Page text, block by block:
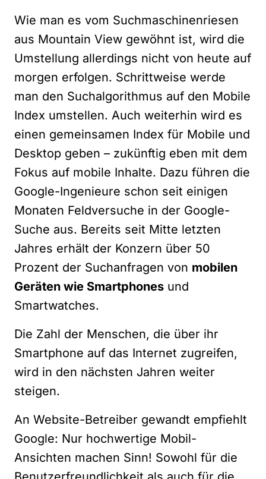
Wie man es vom Suchmaschinenriesen
aus Mountain View gewöhnt ist, wird die
Umstellung allerdings nicht von heute auf
morgen erfolgen. Schrittweise werde
man den Suchalgorithmus auf den Mobile
Index umstellen. Auch weiterhin wird es
einen gemeinsamen Index für Mobile und
Desktop geben – zukünftig eben mit dem
Fokus auf mobile Inhalte. Dazu führen die
Google-Ingenieure schon seit einigen
Monaten Feldversuche in der Google-
Suche aus. Bereits seit Mitte letzten
Jahres erhält der Konzern über 50
Prozent der Suchanfragen von mobilen
Geräten wie Smartphones und
Smartwatches.
Die Zahl der Menschen, die über ihr
Smartphone auf das Internet zugreifen,
wird in den nächsten Jahren weiter
steigen.
An Website-Betreiber gewandt empfiehlt
Google: Nur hochwertige Mobil-
Ansichten machen Sinn! Sowohl für die